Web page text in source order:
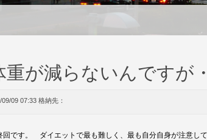
重が減らないんですが
09/09 07:33 格納先：
回です。 ダイエットで最も難しく、最も自分自身が注意し